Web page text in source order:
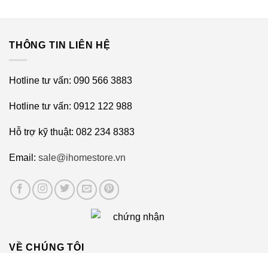
THÔNG TIN LIÊN HỆ
Hotline tư vấn: 090 566 3883
Hotline tư vấn: 0912 122 988
Hỗ trợ kỹ thuật: 082 234 8383
Email: sale@ihomestore.vn
VỀ CHÚNG TÔI